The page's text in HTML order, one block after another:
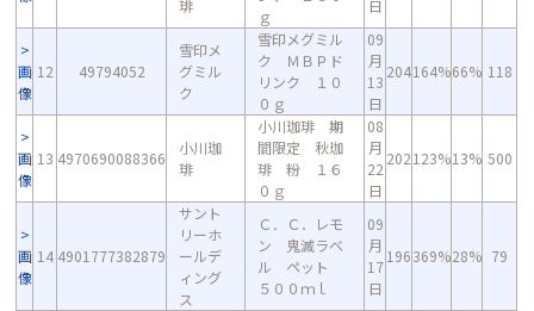
琲
ｇ
日
画
像
12 49794052
雪印メ
グミル
ク
雪印メグミル
ク ＭＢＰド
リンク １０
０ｇ
09
月
13
日
204164%66% 118
画
像
13 4970690088366
小川珈
琲
小川珈琲 期
間限定 秋珈
琲 粉 １６
０ｇ
08
月
22
日
202123%13% 500
画
像
14 4901777382879
サント
リーホ
ールデ
ィング
ス
Ｃ．Ｃ．レモ
ン 鬼滅ラベ
ル ペット
５００ｍｌ
09
月
17
日
196369%28% 79